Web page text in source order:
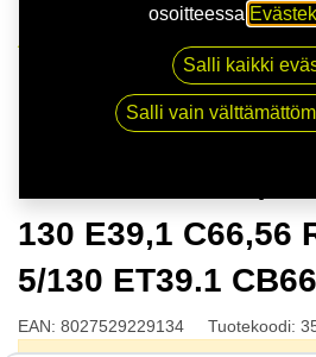
MSW 51 G.BLK/POL | 10X21 5-
10x21 5/130 ET39.1 CB66.6
130 E39,1 C66,56
5/130 ET39.1
EAN: 8027529229134 Tuotekoodi:
osoitteessa
Salli kaikki
Salli vain